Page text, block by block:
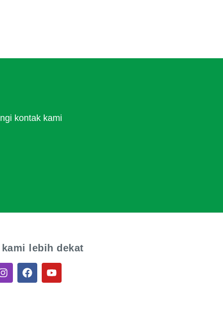
kontak kami
kami lebih dekat